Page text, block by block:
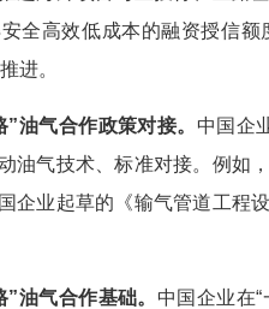
全高效低成本的融资授信额
进。
油气合作政策对接。 中国企
油气技术、标准对接。例如
企业起草的《输气管道工程
油气合作基础。 中国企业在